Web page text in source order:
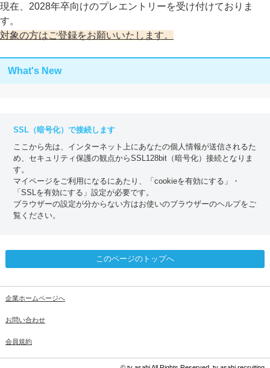
現在、2028年卒向けのプレエントリーを受け付けておりま
す。
対象の方はご登録をお願いいたします。
What's New
SSL（暗号化）で接続します
ここから先は、インターネット上にあなたの個人情報が送信されるた
め、セキュリティ保護の観点からSSL128bit（暗号化）接続となりま
す。
マイページをご利用になるにあたり、「cookieを有効にする」・
「SSLを有効にする」設定が必要です。
ブラウザーの設定が分からない方はお使いのブラウザーのヘルプをご
覧ください。
このページのトップへ
企業ホームページへ
お問い合わせ
会員規約